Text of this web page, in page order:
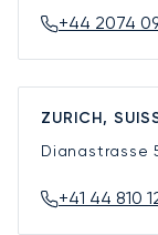
+44 2074
ZURICH,
Dianastrasse
+41 44 810